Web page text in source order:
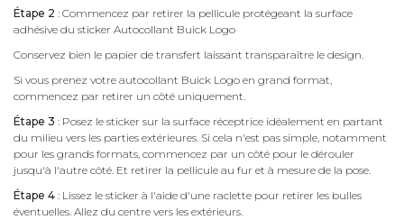
Étape 2 : Commencez par retirer la pellicule protégeant la surface
adhésive du sticker Autocollant Buick Logo
Conservez bien le papier de transfert laissant transparaître le design.
Si vous prenez votre autocollant Buick Logo en grand format,
commencez par retirer un côté uniquement.
Étape 3 : Posez le sticker sur la surface réceptrice idéalement en partant
du milieu vers les parties extérieures. Si cela n'est pas simple, notamment
pour les grands formats, commencez par un côté pour le dérouler
jusqu'à l'autre côté. Et retirer la pellicule au fur et à mesure de la pose.
Étape 4 : Lissez le sticker à l'aide d'une raclette pour retirer les bulles
éventuelles. Allez du centre vers les extérieurs.